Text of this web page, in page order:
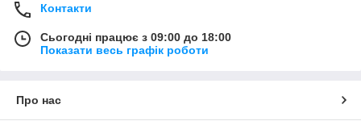
Контакти
Сьогодні працює з 09:00 до 18:00
Показати весь графік роботи
Про нас